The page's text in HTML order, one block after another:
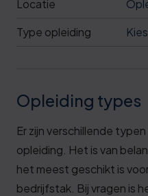
Locatie
Type opleiding
Opleiding types
Er zijn verschillende
opleiding. Het is van
het meest geschikt is
bedrijfstak. Bij vragen is